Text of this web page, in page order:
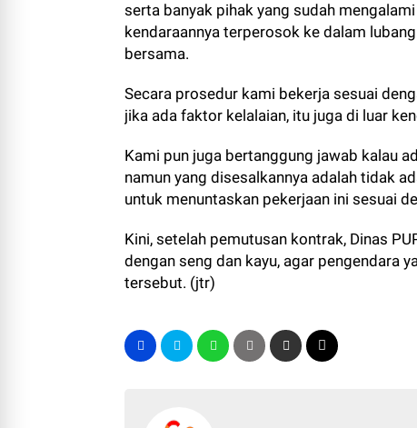
serta banyak pihak yang sudah
kendaraannya terperosok ke dalam
bersama.
Secara prosedur kami bekerja sesuai
jika ada faktor kelalaian, itu juga di luar
Kami pun juga bertanggung jawab kalau
namun yang disesalkannya adalah tidak
untuk menuntaskan pekerjaan ini sesuai
Kini, setelah pemutusan kontrak, Dinas
dengan seng dan kayu, agar pengendara
tersebut. (jtr)